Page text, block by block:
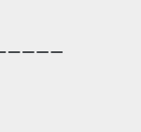
ーーーー